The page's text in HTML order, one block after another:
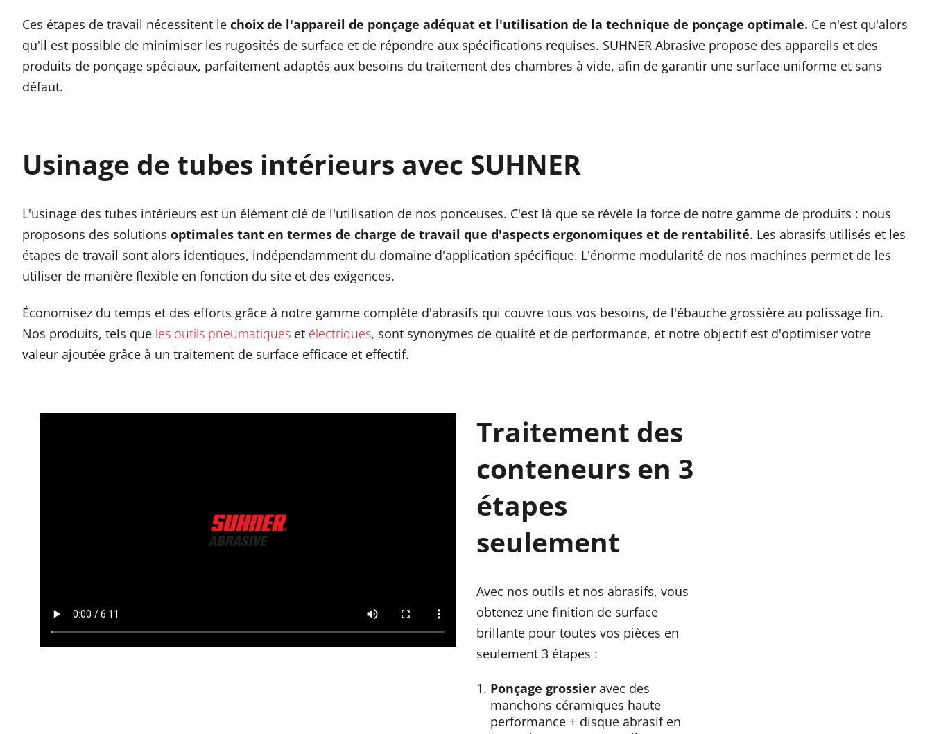
Ces étapes de travail nécessitent le choix de l'appareil de ponçage adéquat et l'utilisation de la technique de ponçage optimale. Ce n'est qu'alors
qu'il est possible de minimiser les rugosités de surface et de répondre aux spécifications requises. SUHNER Abrasive propose des appareils et des
produits de ponçage spéciaux, parfaitement adaptés aux besoins du traitement des chambres à vide, afin de garantir une surface uniforme et sans
défaut.
Usinage de tubes intérieurs avec SUHNER
L'usinage des tubes intérieurs est un élément clé de l'utilisation de nos ponceuses. C'est là que se révèle la force de notre gamme de produits : nous
proposons des solutions optimales tant en termes de charge de travail que d'aspects ergonomiques et de rentabilité. Les abrasifs utilisés et les
étapes de travail sont alors identiques, indépendamment du domaine d'application spécifique. L'énorme modularité de nos machines permet de les
utiliser de manière flexible en fonction du site et des exigences.
Économisez du temps et des efforts grâce à notre gamme complète d'abrasifs qui couvre tous vos besoins, de l'ébauche grossière au polissage fin.
Nos produits, tels que les outils pneumatiques et électriques, sont synonymes de qualité et de performance, et notre objectif est d'optimiser votre
valeur ajoutée grâce à un traitement de surface efficace et effectif.
Traitement des
conteneurs en 3
étapes
seulement
Avec nos outils et nos abrasifs, vous
obtenez une finition de surface
brillante pour toutes vos pièces en
seulement 3 étapes :
Ponçage grossier avec des
manchons céramiques haute
performance + disque abrasif en